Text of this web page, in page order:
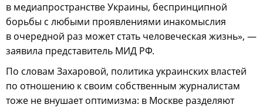
в медиапространстве Украины, беспринципной
борьбы с любыми проявлениями инакомыслия
в очередной раз может стать человеческая жизнь», —
заявила представитель МИД РФ.
По словам Захаровой, политика украинских властей
по отношению к своим собственным журналистам
тоже не внушает оптимизма: в Москве разделяют